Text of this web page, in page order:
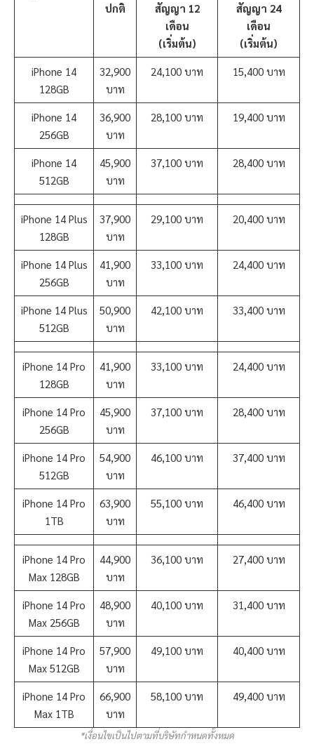
ปกติ
สัญญา 12
เดือน
(เริ่มต้น)
สัญญา 24
เดือน
(เริ่มต้น)
iPhone 14
128GB
32,900
บาท
24,100 บาท 15,400 บาท
iPhone 14
256GB
36,900
บาท
28,100 บาท 19,400 บาท
iPhone 14
512GB
45,900
บาท
37,100 บาท 28,400 บาท
iPhone 14 Plus
128GB
37,900
บาท
29,100 บาท 20,400 บาท
iPhone 14 Plus
256GB
41,900
บาท
33,100 บาท 24,400 บาท
iPhone 14 Plus
512GB
50,900
บาท
42,100 บาท 33,400 บาท
iPhone 14 Pro
128GB
41,900
บาท
33,100 บาท 24,400 บาท
iPhone 14 Pro
256GB
45,900
บาท
37,100 บาท 28,400 บาท
iPhone 14 Pro
512GB
54,900
บาท
46,100 บาท 37,400 บาท
iPhone 14 Pro
1TB
63,900
บาท
55,100 บาท 46,400 บาท
iPhone 14 Pro
Max 128GB
44,900
บาท
36,100 บาท 27,400 บาท
iPhone 14 Pro
Max 256GB
48,900
บาท
40,100 บาท 31,400 บาท
iPhone 14 Pro
Max 512GB
57,900
บาท
49,100 บาท 40,400 บาท
iPhone 14 Pro
Max 1TB
66,900
บาท
58,100 บาท 49,400 บาท
*เงื่อนไขเป็นไปตามที่บริษัทกำหนดทั้งหมด